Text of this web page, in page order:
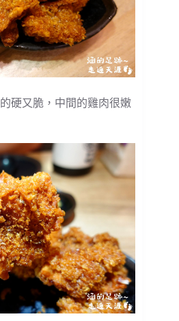
硬又脆，中間的雞肉很嫩